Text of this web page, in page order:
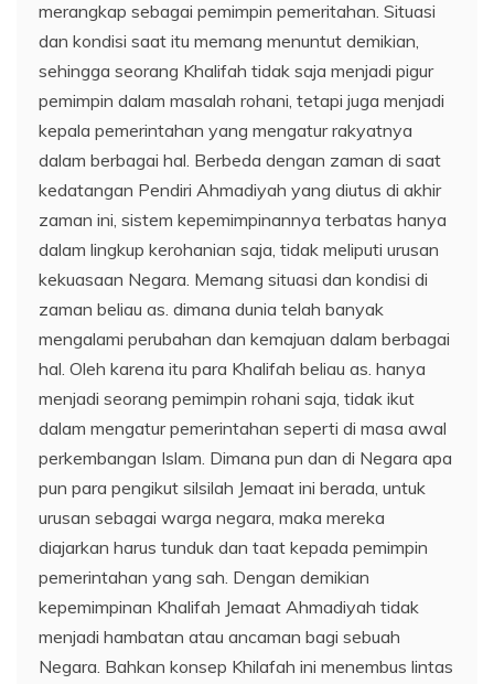
merangkap sebagai pemimpin pemeritahan. Situasi
dan kondisi saat itu memang menuntut demikian,
sehingga seorang Khalifah tidak saja menjadi pigur
pemimpin dalam masalah rohani, tetapi juga menjadi
kepala pemerintahan yang mengatur rakyatnya
dalam berbagai hal. Berbeda dengan zaman di saat
kedatangan Pendiri Ahmadiyah yang diutus di akhir
zaman ini, sistem kepemimpinannya terbatas hanya
dalam lingkup kerohanian saja, tidak meliputi urusan
kekuasaan Negara. Memang situasi dan kondisi di
zaman beliau as. dimana dunia telah banyak
mengalami perubahan dan kemajuan dalam berbagai
hal. Oleh karena itu para Khalifah beliau as. hanya
menjadi seorang pemimpin rohani saja, tidak ikut
dalam mengatur pemerintahan seperti di masa awal
perkembangan Islam. Dimana pun dan di Negara apa
pun para pengikut silsilah Jemaat ini berada, untuk
urusan sebagai warga negara, maka mereka
diajarkan harus tunduk dan taat kepada pemimpin
pemerintahan yang sah. Dengan demikian
kepemimpinan Khalifah Jemaat Ahmadiyah tidak
menjadi hambatan atau ancaman bagi sebuah
Negara. Bahkan konsep Khilafah ini menembus lintas